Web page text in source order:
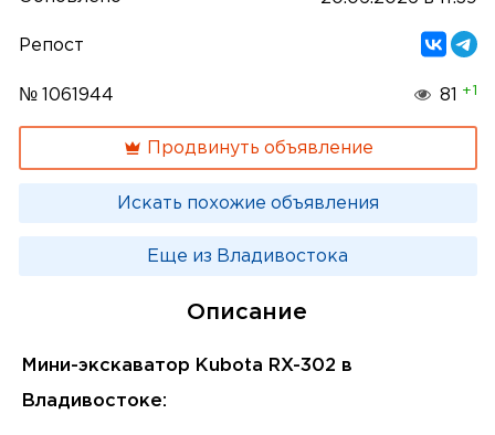
Репост
№ 1061944 81 +1
Продвинуть объявление
Искать похожие объявления
Еще из Владивостока
Описание
Мини-экскаватор Kubota RX-302 в
Владивостоке: